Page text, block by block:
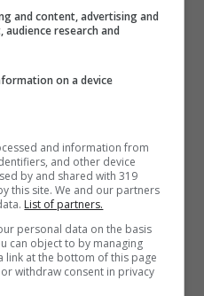
i nomi accostati
Tra i più
di
con l’Aston
, che presto rimarrà
l’arrivo in Ferrari di
sempre stando
già avuto dei
“Lattine” e
and content, advertising and
research and
on a device
and information from
and other device
by and shared with 319
this site. We and our partners
List of partners.
personal data on the basis
can object to by managing
at the bottom of this page
withdraw consent in privacy